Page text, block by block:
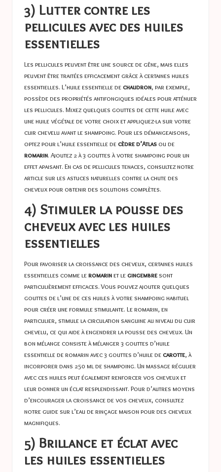
3) Lutter contre les
pellicules avec des huiles
essentielles
Les pellicules peuvent être une source de gêne, mais elles
peuvent être traitées efficacement grâce à certaines huiles
essentielles. L’huile essentielle de chaudron, par exemple,
possède des propriétés antifongiques idéales pour atténuer
les pellicules. Mixez quelques gouttes de cette huile avec
une huile végétale de votre choix et appliquez-la sur votre
cuir chevelu avant le shampoing. Pour les démangeaisons,
optez pour l’huile essentielle de cèdre d’Atlas ou de
romarin. Ajoutez 2 à 3 gouttes à votre shampoing pour un
effet apaisant. En cas de pellicules tenaces, consultez notre
article sur les astuces naturelles contre la chute des
cheveuxpour obtenir des solutions complètes.
4) Stimuler la pousse des
cheveux avec les huiles
essentielles
Pour favoriser la croissance des cheveux, certaines huiles
essentielles comme leromarinet le gingembre sont
particulièrement efficaces. Vous pouvez ajouter quelques
gouttes de l’une de ces huiles à votre shampoing habituel
pour créer une formule stimulante. Le romarin, en
particulier, stimule la circulation sanguine au niveau du cuir
chevelu, ce qui aide à engendrer la pousse des cheveux. Un
bon mélange consiste à mélanger 3 gouttes d’huile
essentielle de romarin avec 3 gouttes d’huile de carotte, à
incorporer dans 250 ml de shampoing. Un massage régulier
avec ces huiles peut également renforcer vos cheveux et
leur donner un éclat resplendissant. Pour d’autres moyens
d’encourager la croissance de vos cheveux, consultez
notre guide surl’eau de rinçage maison pour des cheveux
magnifiques.
5) Brillance et éclat avec
les huiles essentielles